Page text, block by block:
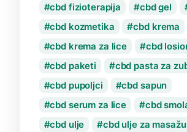
cbd fizioterapija
cbd gel
cbd kozmetika
cbd krema
cbd krema za lice
cbd
cbd paketi
cbd pasta za
cbd pupoljci
cbd sapun
cbd serum za lice
cbd
cbd ulje
cbd ulje za masažu